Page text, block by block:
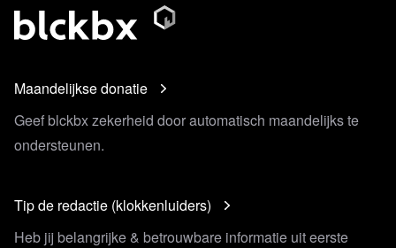
Maandelijkse donatie
Geef blckbx zekerheid door automatisch maandelijks te
ondersteunen.
Tip de redactie (klokkenluiders)
Heb jij belangrijke & betrouwbare informatie uit eerste